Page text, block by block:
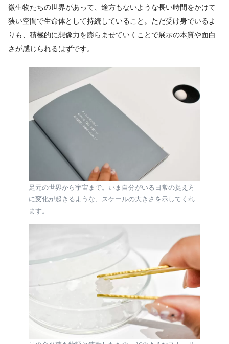
微生物たちの世界があって、途方もないような長い時間をかけて
狭い空間で生命体として持続していること。ただ受け身でいるよ
りも、積極的に想像力を膨らませていくことで展示の本質や面白
さが感じられるはずです。
足元の世界から宇宙まで。いま自分がいる日常の捉え方
に変化が起きるような、スケールの大きさを示してくれ
ます。